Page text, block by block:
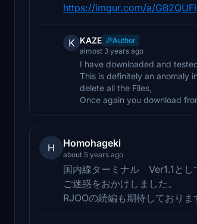
https://imgur.com/a/GB2QUFl
K KAZE
Author
almost 3 years ago
I have downloaded and
This is definitely an anomaly
delete all the Files,
Once again you download
H Homohageki
about 5 years ago
国内線ターミナル Ver1.1とし
ご迷惑をおかけしました。
RJOOの続編も期待しておりま